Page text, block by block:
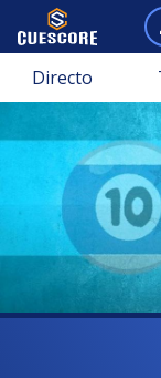
Directo